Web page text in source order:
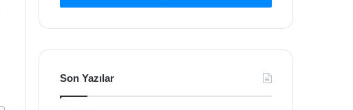
Son Yazılar